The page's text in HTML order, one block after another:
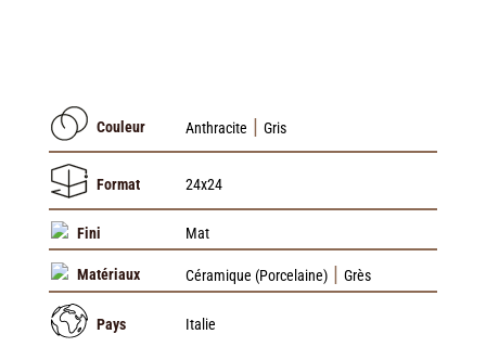
Couleur Anthracite | Gris
Format 24x24
Fini Mat
Matériaux Céramique (Porcelaine)| Grès
Pays Italie